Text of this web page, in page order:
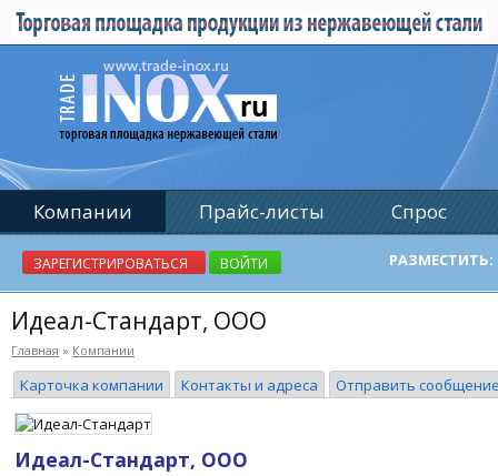
Идеал-Стандарт, ООО
Главная » Компании
Карточка компании Контакты и адреса Отправить
Идеал-Стандарт, ООО
Компании Прайс-листы
Спрос
Реклама
ЗАРЕГИСТРИРОВАТЬСЯ ВОЙТИ РАЗМЕСТИТЬ: